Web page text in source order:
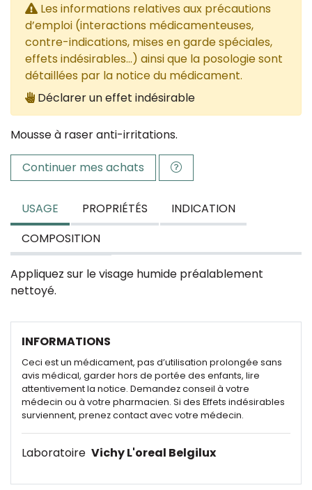
Les informations relatives aux précautions
d’emploi (interactions médicamenteuses,
contre-indications, mises en garde spéciales,
effets indésirables...) ainsi que la posologie sont
détaillées par la notice du médicament.
Déclarer un effet indésirable
Mousse à raser anti-irritations.
Continuer mes achats
USAGE PROPRIÉTÉS
INDICATION
COMPOSITION
Appliquez sur le visage humide préalablement
nettoyé.
INFORMATIONS
Ceci est un médicament, pas d’utilisation prolongée sans
avis médical, garder hors de portée des enfants, lire
attentivement la notice. Demandez conseil à votre
médecin ou à votre pharmacien. Si des Effets indésirables
surviennent, prenez contact avec votre médecin.
Laboratoire Vichy L'oreal Belgilux